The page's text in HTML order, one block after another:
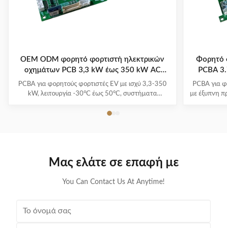
OEM ODM φορητό φορτιστή ηλεκτρικών
οχημάτων PCB 3,3 kW έως 350 kW AC
220V/380V
PCBA για φορητούς φορτιστές EV με ισχύ 3,3-350
kW, λειτουργία -30°C έως 50°C, συστήματα
Υποστηρίζει όλα τα μεγάλα μοντέλα EV με ευκολία
Φορητό
PCBA
PCBA για
με έξυπνη
Μας ελάτε σε επαφή με
You Can Contact Us At Anytime!